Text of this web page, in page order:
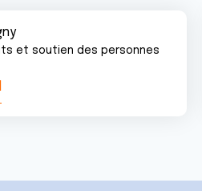
et soutien des personnes